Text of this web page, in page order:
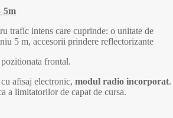
5m
trafic intens care cuprinde: o unitate de
5 m, accesorii prindere reflectorizante
frontal.
afisaj electronic, modul radio incorporat.
a limitatorilor de capat de cursa.